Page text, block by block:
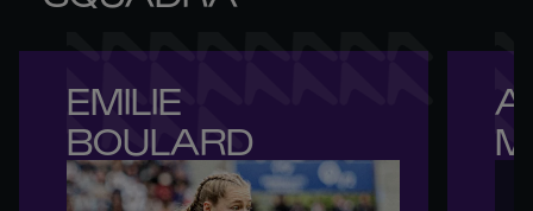
EMILIE
BOULARD